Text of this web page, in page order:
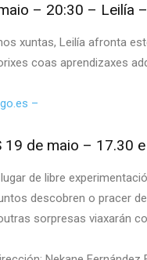
– 20:30 – Leilía
xuntas, Leilía afronta
coas aprendizaxes
–
19 de maio –
de libre
descobren o pracer
sorpresas viaxarán